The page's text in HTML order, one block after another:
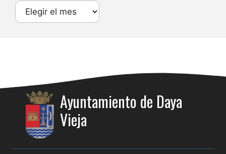
Archivos
Ayuntamiento de Daya
Vieja